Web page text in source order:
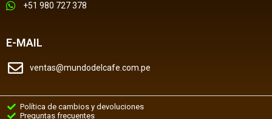
+51 980 727 378
E-MAIL
ventas@mundodelcafe.com.pe
Política de cambios y devoluciones
Preguntas frecuentes